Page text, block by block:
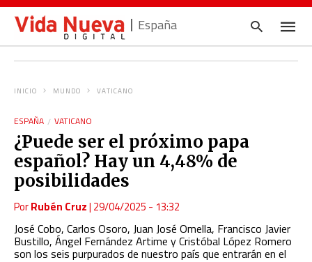
España
INICIO MUNDO VATICANO
ESPAÑA VATICANO
¿Puede ser el próximo papa
español? Hay un 4,48% de
posibilidades
PorRubén Cruz| 29/04/2025 - 13:32
José Cobo, Carlos Osoro, Juan José Omella, Francisco Javier
Bustillo, Ángel Fernández Artime y Cristóbal López Romero
son los seis purpurados de nuestro país que entrarán en el